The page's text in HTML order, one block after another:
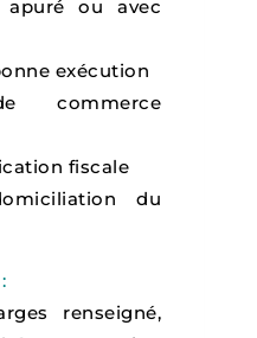
ou avec
exécution
commerce
fiscale
du
renseigné,